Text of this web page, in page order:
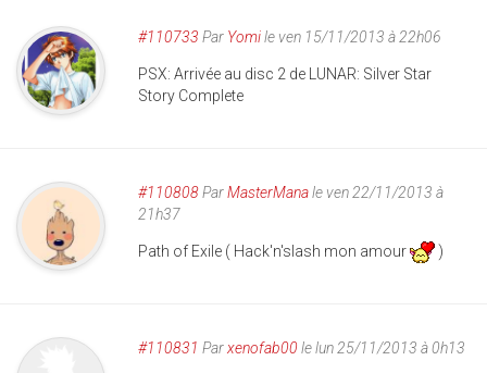
#110733 Par Yomile ven 15/11/2013 à 22h06
PSX: Arrivée au disc 2 de LUNAR: Silver Star
Story Complete
#110808ParMasterManale ven 22/11/2013 à
21h37
Path of Exile ( Hack'n'slash mon amour )
#110831 Parxenofab00 le lun 25/11/2013 à 0h13